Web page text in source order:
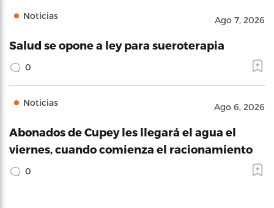
Noticias Ago 7, 2026
Salud se opone a ley para sueroterapia
0
Noticias Ago 6, 2026
Abonados de Cupey les llegará el agua el
viernes, cuando comienza el racionamiento
0